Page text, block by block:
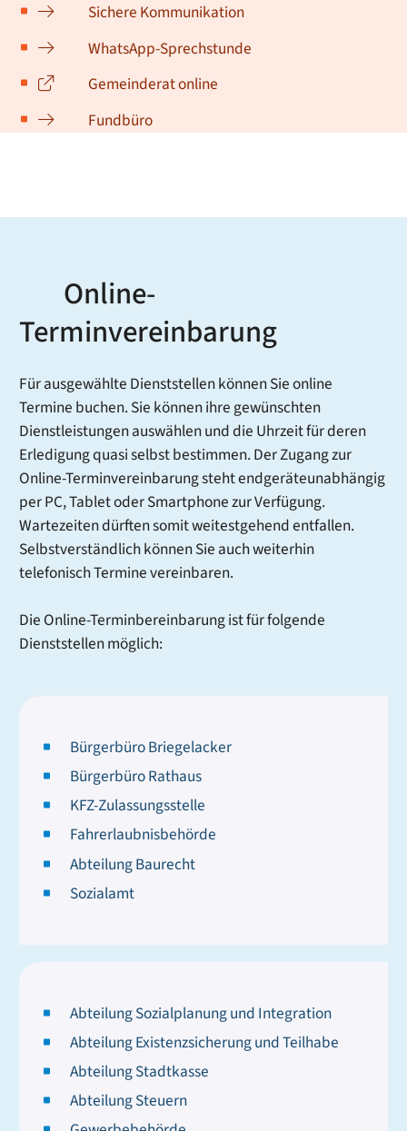
Sichere Kommunikation
WhatsApp-Sprechstunde
Gemeinderat online
Fundbüro
Online-
Terminvereinbarung
Für ausgewählte Dienststellen können Sie online
Termine buchen. Sie können ihre gewünschten
Dienstleistungen auswählen und die Uhrzeit für deren
Erledigung quasi selbst bestimmen. Der Zugang zur
Online-Terminvereinbarung steht endgeräteunabhängig
per PC, Tablet oder Smartphone zur Verfügung.
Wartezeiten dürften somit weitestgehend entfallen.
Selbstverständlich können Sie auch weiterhin
telefonisch Termine vereinbaren.
Die Online-Terminbereinbarung ist für folgende
Dienststellen möglich:
Bürgerbüro Briegelacker
Bürgerbüro Rathaus
KFZ-Zulassungsstelle
Fahrerlaubnisbehörde
Abteilung Baurecht
Sozialamt
Abteilung Sozialplanung und Integration
Abteilung Existenzsicherung und Teilhabe
Abteilung Stadtkasse
Abteilung Steuern